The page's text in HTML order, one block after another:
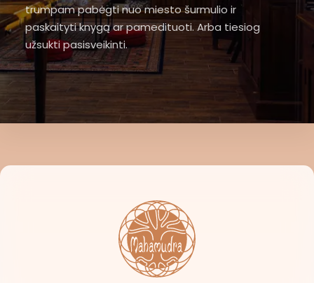
trumpam pabėgti nuo miesto šurmulio ir
paskaityti knygą ar pamedituoti. Arba tiesiog
užsukti pasisveikinti.